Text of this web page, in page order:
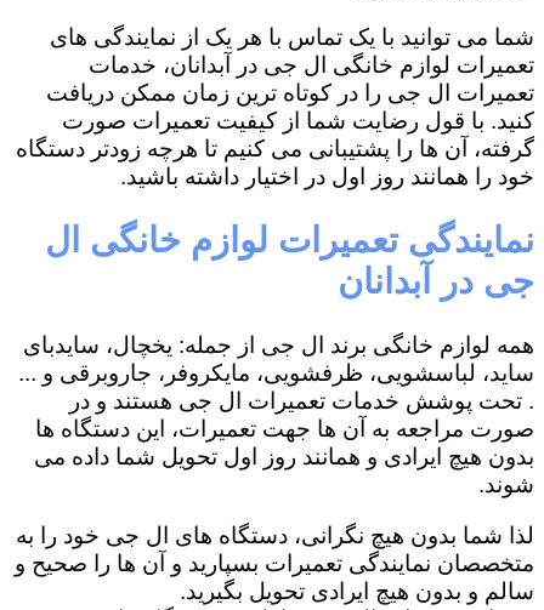
شما می توانید با یک تماس با هر یک از نمایندگی های
تعمیرات لوازم خانگی ال جی در آبدانان، خدمات
تعمیرات ال جی را در کوتاه ترین زمان ممکن دریافت
کنید. با قول رضایت شما از کیفیت تعمیرات صورت
گرفته، آن ها را پشتیبانی می کنیم تا هرچه زودتر دستگاه
خود را همانند روز اول در اختیار داشته باشید.
نمایندگی تعمیرات لوازم خانگی ال
جی در آبدانان
همه لوازم خانگی برند ال جی از جمله: یخچال، سایدبای
ساید، لباسشویی، ظرفشویی، مایکروفر، جاروبرقی و ...
. تحت پوشش خدمات تعمیرات ال جی هستند و در
صورت مراجعه به آن ها جهت تعمیرات، این دستگاه ها
بدون هیچ ایرادی و همانند روز اول تحویل شما داده می
شوند.
لذا شما بدون هیچ نگرانی، دستگاه های ال جی خود را به
متخصصان نمایندگی تعمیرات بسپارید و آن ها را صحیح و
سالم و بدون هیچ ایرادی تحویل بگیرید.